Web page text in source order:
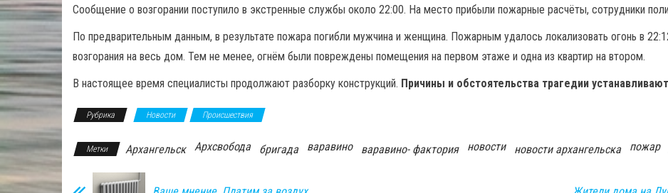
Сообщение о возгорании поступило в экстренные службы около 22:00. На место прибыли пожарные расчёты, сотрудники
По предварительным данным, в результате пожара погибли мужчина и женщина. Пожарным удалось локализовать огонь в
возгорания на весь дом. Тем не менее, огнём были повреждены помещения на первом этаже и одна из квартир на втором.
В настоящее время специалисты продолжают разборку конструкций. Причины и обстоятельства трагедии
Рубрика Новости Происшествия
Метки Архангельск Архсвобода бригада варавино варавино- фактория новости новости архангельска пожар